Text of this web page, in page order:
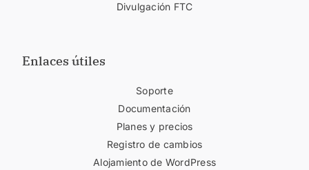
Divulgación FTC
Enlaces útiles
Soporte
Documentación
Planes y precios
Registro de cambios
Alojamiento de WordPress